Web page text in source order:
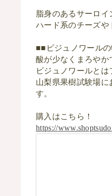
脂身のあるサーロイ
ハード系のチーズや
■■ビジュノワールの
酸が少なくまろやか
ビジュノワールとは
山梨県果樹試験場に
す。
購入はこちら！
https://